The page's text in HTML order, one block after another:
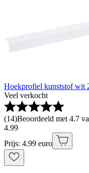
Hoekprofiel kunststof wit
Veel verkocht
(14)Beoordeeld met 4.7
4.99
Prijs: 4.99 euro